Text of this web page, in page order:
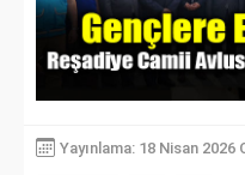
Yayınlama: 18 Nisan